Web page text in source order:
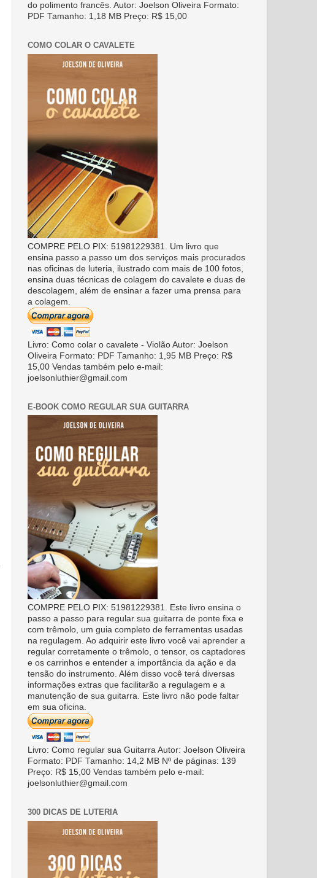
do polimento francês. Autor: Joelson Oliveira Formato:
PDF Tamanho: 1,18 MB Preço: R$ 15,00
COMO COLAR O CAVALETE
COMPRE PELO PIX: 51981229381. Um livro que
ensina passo a passo um dos serviços mais procurados
nas oficinas de luteria, ilustrado com mais de 100 fotos,
ensina duas técnicas de colagem do cavalete e duas de
descolagem, além de ensinar a fazer uma prensa para
a colagem.
Livro: Como colar o cavalete - Violão Autor: Joelson
Oliveira Formato: PDF Tamanho: 1,95 MB Preço: R$
15,00 Vendas também pelo e-mail:
joelsonluthier@gmail.com
E-BOOK COMO REGULAR SUA GUITARRA
COMPRE PELO PIX: 51981229381. Este livro ensina o
passo a passo para regular sua guitarra de ponte fixa e
com trêmolo, um guia completo de ferramentas usadas
na regulagem. Ao adquirir este livro você vai aprender a
regular corretamente o trêmolo, o tensor, os captadores
e os carrinhos e entender a importância da ação e da
tensão do instrumento. Além disso você terá diversas
informações extras que facilitarão a regulagem e a
manutenção de sua guitarra. Este livro não pode faltar
em sua oficina.
Livro: Como regular sua Guitarra Autor: Joelson Oliveira
Formato: PDF Tamanho: 14,2 MB Nº de páginas: 139
Preço: R$ 15,00 Vendas também pelo e-mail:
joelsonluthier@gmail.com
300 DICAS DE LUTERIA